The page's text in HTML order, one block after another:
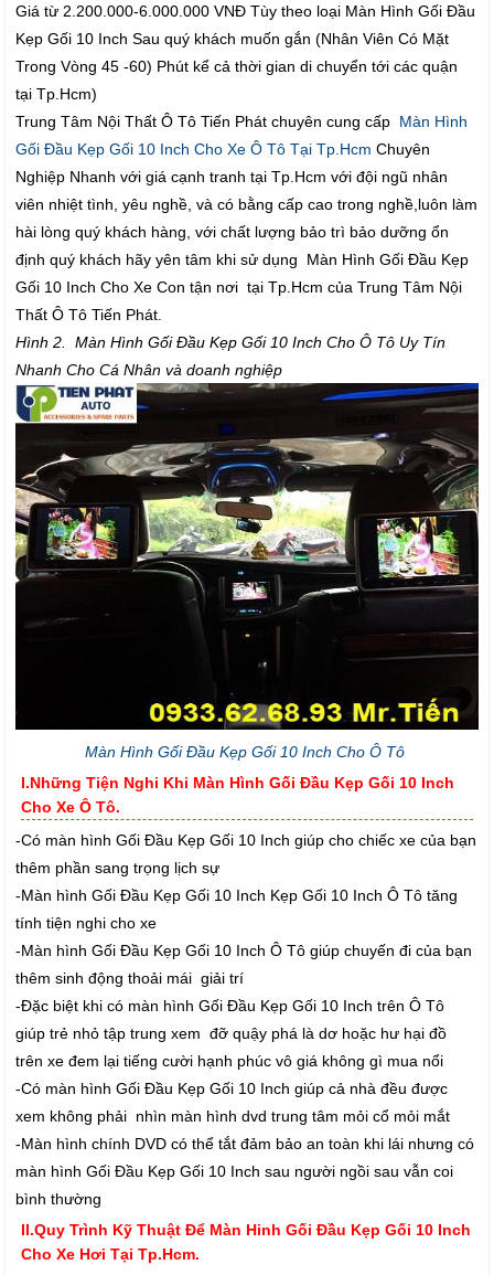
Giá từ 2.200.000-6.000.000 VNĐ Tùy theo loại Màn Hình Gối Đầu
Kẹp Gối 10 Inch Sau quý khách muốn gắn (Nhân Viên Có Mặt
Trong Vòng 45 -60) Phút kể cả thời gian di chuyển tới các quận
tại Tp.Hcm)
Trung Tâm Nội Thất Ô Tô Tiến Phát chuyên cung cấp Màn Hình
Gối Đầu Kẹp Gối 10 Inch Cho Xe Ô Tô Tại Tp.Hcm Chuyên
Nghiệp Nhanh với giá cạnh tranh tại Tp.Hcm với đội ngũ nhân
viên nhiệt tình, yêu nghề, và có bằng cấp cao trong nghề,luôn làm
hài lòng quý khách hàng, với chất lượng bảo trì bảo dưỡng ổn
định quý khách hãy yên tâm khi sử dụng Màn Hình Gối Đầu Kẹp
Gối 10 Inch Cho Xe Con tận nơi tại Tp.Hcm của Trung Tâm Nội
Thất Ô Tô Tiến Phát.
Hình 2. Màn Hình Gối Đầu Kẹp Gối 10 Inch Cho Ô Tô Uy Tín
Nhanh Cho Cá Nhân và doanh nghiệp
Màn Hình Gối Đầu Kẹp Gối 10 Inch Cho Ô Tô
I.Những Tiện Nghi Khi Màn Hình Gối Đầu Kẹp Gối 10 Inch
Cho Xe Ô Tô.
-Có màn hình Gối Đầu Kẹp Gối 10 Inch giúp cho chiếc xe của bạn
thêm phần sang trọng lịch sự
-Màn hình Gối Đầu Kẹp Gối 10 Inch Kẹp Gối 10 Inch Ô Tô tăng
tính tiện nghi cho xe
-Màn hình Gối Đầu Kẹp Gối 10 Inch Ô Tô giúp chuyến đi của bạn
thêm sinh động thoải mái giải trí
-Đặc biệt khi có màn hình Gối Đầu Kẹp Gối 10 Inch trên Ô Tô
giúp trẻ nhỏ tập trung xem đỡ quậy phá là dơ hoặc hư hại đồ
trên xe đem lại tiếng cười hạnh phúc vô giá không gì mua nổi
-Có màn hình Gối Đầu Kẹp Gối 10 Inch giúp cả nhà đều được
xem không phải nhìn màn hình dvd trung tâm mỏi cổ mỏi mắt
-Màn hình chính DVD có thể tắt đảm bảo an toàn khi lái nhưng có
màn hình Gối Đầu Kẹp Gối 10 Inch sau người ngồi sau vẫn coi
bình thường
II.Quy Trình Kỹ Thuật Để Màn Hinh Gối Đầu Kẹp Gối 10 Inch
Cho Xe Hơi Tại Tp.Hcm.